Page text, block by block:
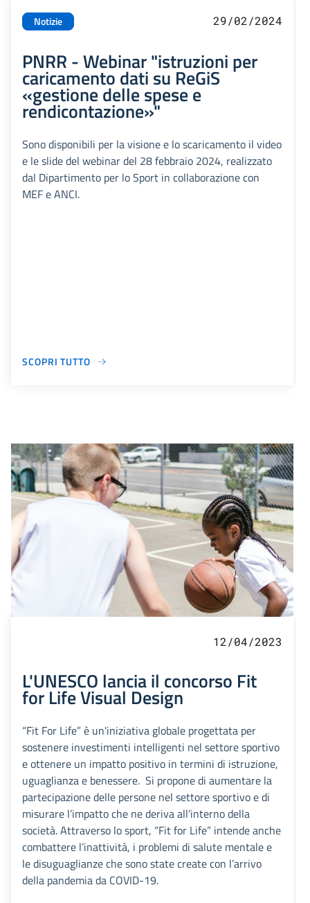
Notizie 29/02/2024
PNRR - Webinar "istruzioni per
caricamento dati su ReGiS
«gestione delle spese e
rendicontazione»"
Sono disponibili per la visione e lo scaricamento il video
e le slide del webinar del 28 febbraio 2024, realizzato
dal Dipartimento per lo Sport in collaborazione con
MEF e ANCI.
SCOPRI TUTTO
12/04/2023
L'UNESCO lancia il concorso Fit
for Life Visual Design
“Fit For Life” è un'iniziativa globale progettata per
sostenere investimenti intelligenti nel settore sportivo
e ottenere un impatto positivo in termini di istruzione,
uguaglianza e benessere. Si propone di aumentare la
partecipazione delle persone nel settore sportivo e di
misurare l’impatto che ne deriva all’interno della
società. Attraverso lo sport, “Fit for Life” intende anche
combattere l’inattività, i problemi di salute mentale e
le disuguaglianze che sono state create con l’arrivo
della pandemia da COVID-19.